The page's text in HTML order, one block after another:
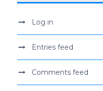
Log in
Entries feed
Comments feed